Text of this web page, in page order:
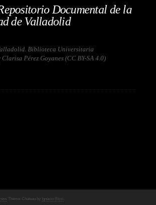
Documental de la
de Valladolid
Biblioteca Universitaria
Pérez Goyanes (CC BY-SA 4.0)
Theme: Chateau by Ignacio Ricci